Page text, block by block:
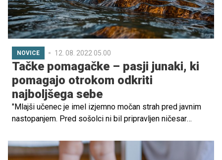
NOVICE 12. 08. 2022 05.00
Tačke pomagačke – pasji junaki, ki
pomagajo otrokom odkriti
najboljšega sebe
"Mlajši učenec je imel izjemno močan strah pred javnim
nastopanjem. Pred sošolci ni bil pripravljen ničesar
vprašanja. Učiteljica se je odločila, da mu omogoči
udeležbo na uri Beremo s tačkami. Po uvodnem